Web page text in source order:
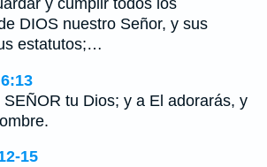
DIOS nuestro Señor, y sus
estatutos;…
SEÑOR tu Dios; y a El adorarás, y
15